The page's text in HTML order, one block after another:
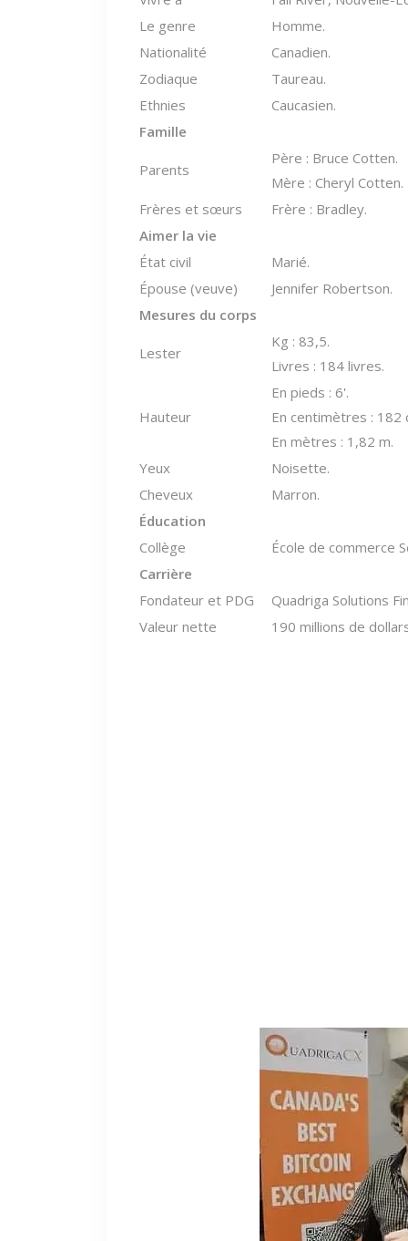
Le genre
Homme.
Nationalité
Canadien.
Zodiaque
Taureau.
Ethnies
Caucasien.
Famille
Parents
Père : Bruce Cotten.
Mère : Cheryl Cotten.
Frères et sœurs
Frère : Bradley.
Aimer la vie
État civil
Marié.
Épouse (veuve)
Jennifer Robertson.
Mesures du corps
Lester
Kg : 83,5.
Livres : 184 livres.
Hauteur
En pieds : 6'.
En centimètres : 182
En mètres : 1,82 m.
Yeux
Noisette.
Cheveux
Marron.
Éducation
Collège
École de commerce
Carrière
Fondateur et PDG
Quadriga Solutions
Valeur nette
190 millions de